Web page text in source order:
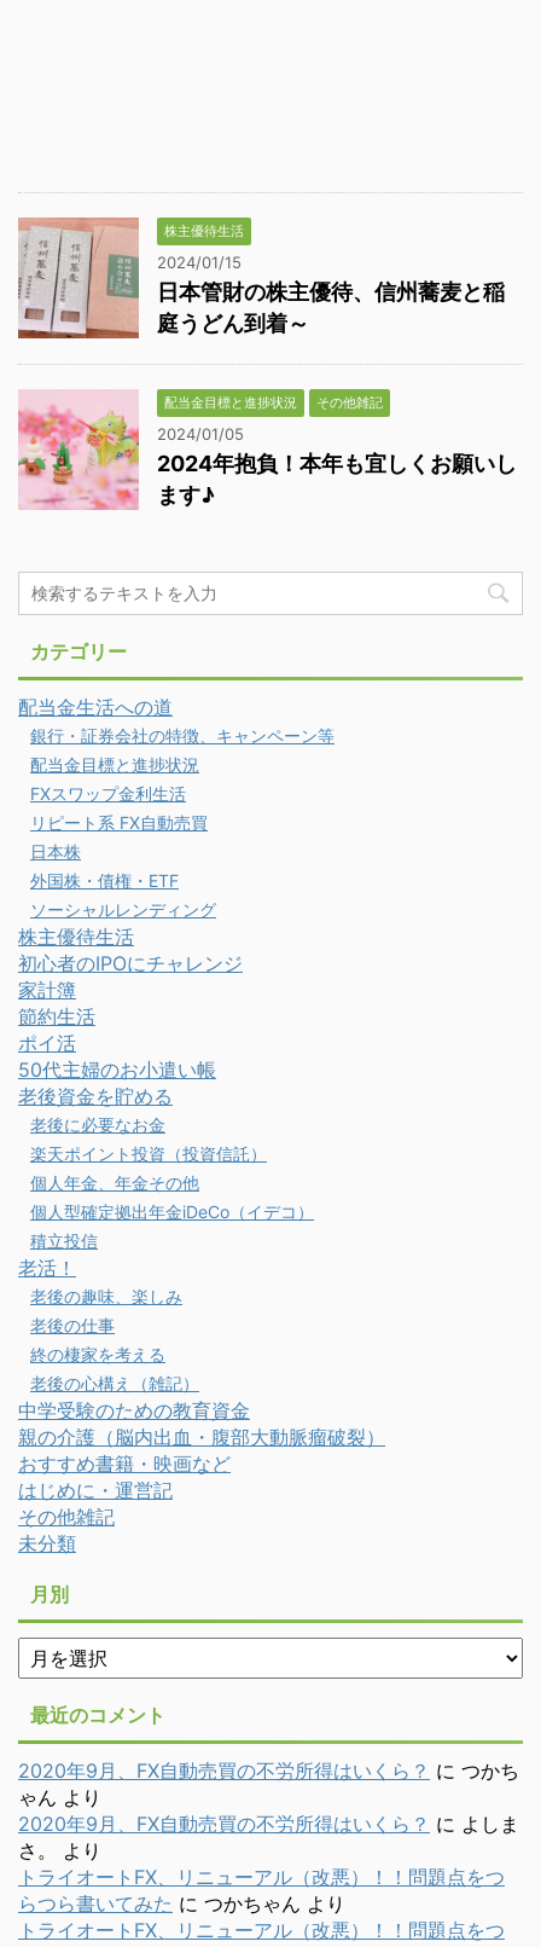
株主優待生活
2024/01/15
日本管財の株主優待、信州蕎麦と稲
庭うどん到着～
配当金目標と進捗状況 その他雑記
2024/01/05
2024年抱負！本年も宜しくお願いし
ます♪
カテゴリー
配当金生活への道
銀行・証券会社の特徴、キャンペーン等
配当金目標と進捗状況
FXスワップ金利生活
リピート系 FX自動売買
日本株
外国株・債権・ETF
ソーシャルレンディング
株主優待生活
初心者のIPOにチャレンジ
家計簿
節約生活
ポイ活
50代主婦のお小遣い帳
老後資金を貯める
老後に必要なお金
楽天ポイント投資（投資信託）
個人年金、年金その他
個人型確定拠出年金iDeCo（イデコ）
積立投信
老活！
老後の趣味、楽しみ
老後の仕事
終の棲家を考える
老後の心構え（雑記）
中学受験のための教育資金
親の介護（脳内出血・腹部大動脈瘤破裂）
おすすめ書籍・映画など
はじめに・運営記
その他雑記
未分類
月別
月
別
最近のコメント
2020年9月、FX自動売買の不労所得はいくら？ に つかち
ゃん より
2020年9月、FX自動売買の不労所得はいくら？ に よしま
さ。
より
トライオートFX、リニューアル（改悪）！！問題点をつ
らつら書いてみた に つかちゃん より
トライオートFX、リニューアル（改悪）！！問題点をつ